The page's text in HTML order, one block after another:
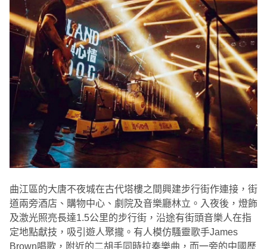
曲江區的大唐不夜城在古代塔樓之間興建步行街作連接，街
道兩旁酒店、購物中心、劇院及音樂廳林立。入夜後，燈飾
及激光照亮長達1.5公里的步行街，沿途有街頭音樂人在指
定地點獻技，吸引遊人聚攏。有人模仿騷靈歌手James
Brown唱歌，附近的二胡手同時拉奏樂曲，而一旁的中國歷